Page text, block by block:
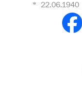
22.06.1940